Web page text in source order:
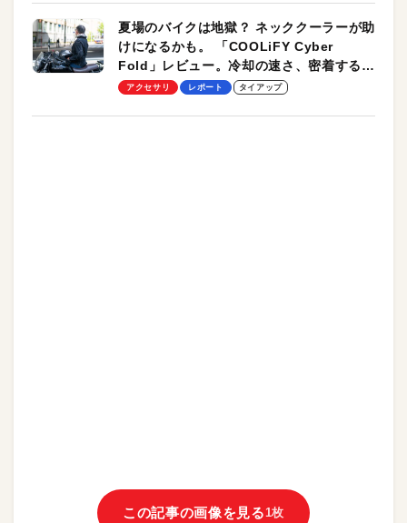
夏場のバイクは地獄？ ネッククーラーが助
けになるかも。 「COOLiFY Cyber
Fold」レビュー。冷却の速さ、密着する冷
却プレート、シンプルな操作性がグッド！
アクセサリ レポート タイアップ
この記事の画像を見る1枚